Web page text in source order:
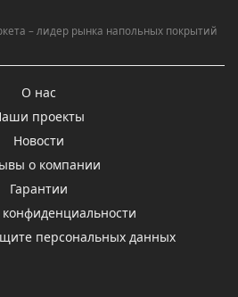
– лидер рынка напольных покрытий
О нас
проекты
Новости
о компании
Гарантии
персональных данных